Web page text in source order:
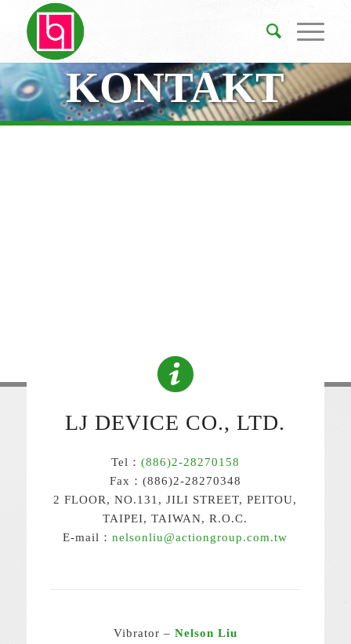
KONTAKT
LJ DEVICE CO., LTD.
Tel： (886)2-28270158
Fax：(886)2-28270348
2 FLOOR, NO.131, JILI STREET, PEITOU,
TAIPEI, TAIWAN, R.O.C.
E-mail：nelsonliu@actiongroup.com.tw
Vibrator – Nelson Liu